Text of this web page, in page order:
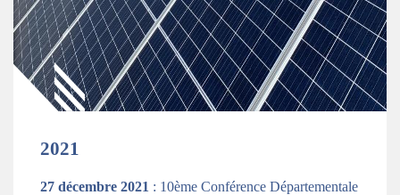
2021
27 décembre 2021 : 10ème Conférence Départementale